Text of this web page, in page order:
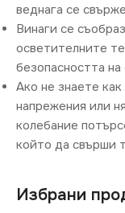
веднага се
Винаги се
осветителните
безопасността на
Ако не знаете
напрежения или
колебание
който да свърши
Избрани